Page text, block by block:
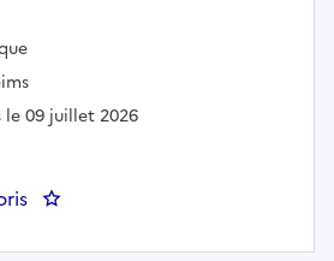
:
le 09 juillet 2026
: Gestionnaire administratif et